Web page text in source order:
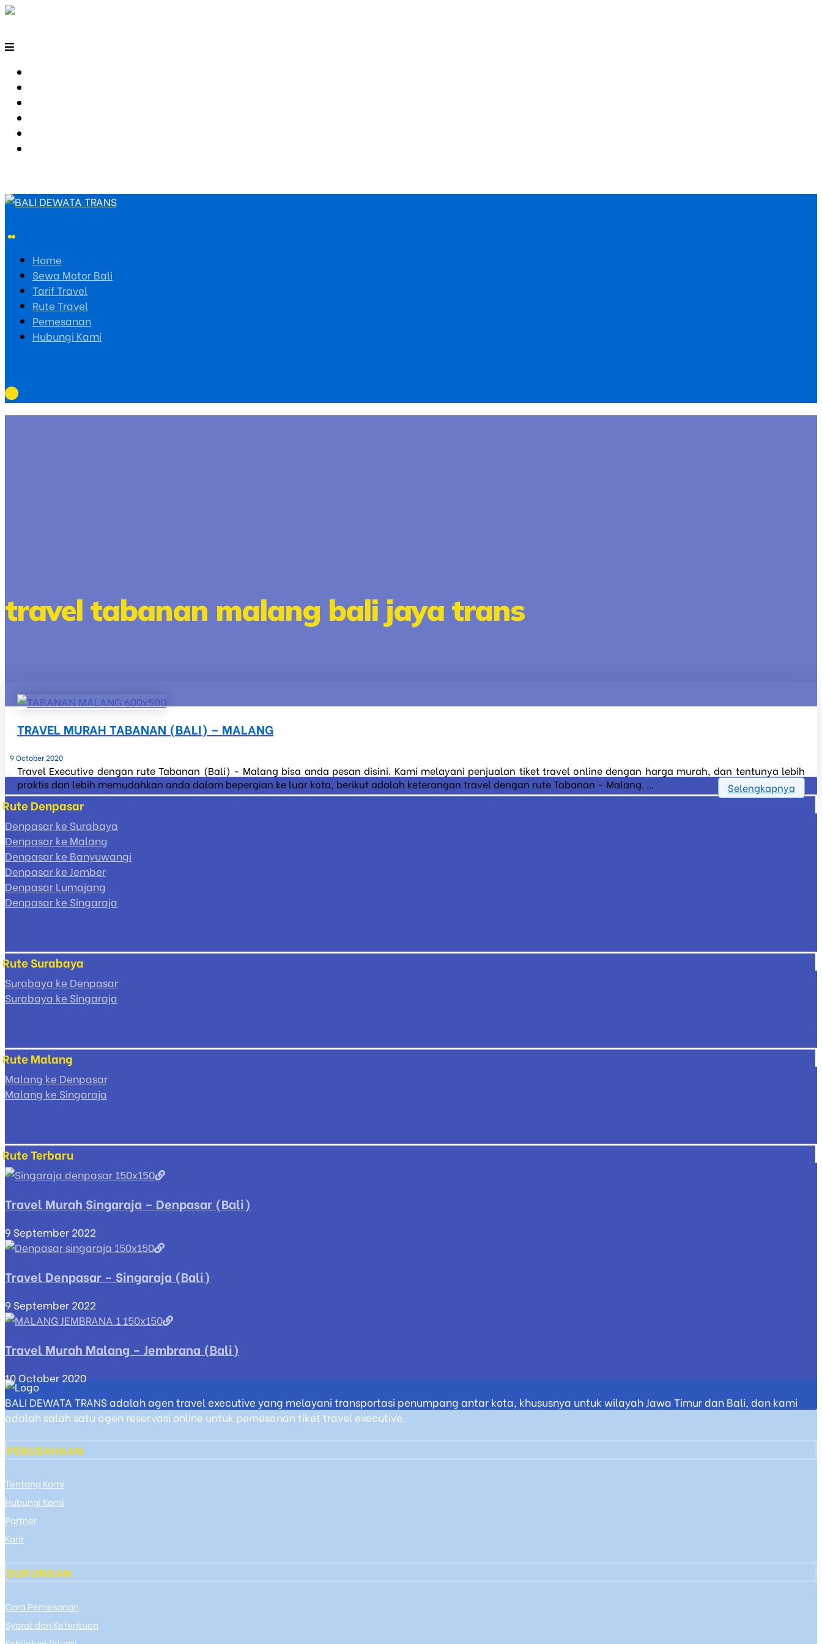
Home
Sewa Motor Bali
Tarif Travel
Rute Travel
Pemesanan
Hubungi Kami
travel tabanan malang bali jaya trans
TRAVEL MURAH TABANAN (BALI) – MALANG
9 October 2020
Travel Executive dengan rute Tabanan (Bali) - Malang bisa anda pesan disini. Kami melayani penjualan tiket travel online dengan harga murah, dan tentunya lebih
praktis dan lebih memudahkan anda dalam bepergian ke luar kota, berikut adalah keterangan travel dengan rute Tabanan - Malang. ...
Selengkapnya
Rute Denpasar
Denpasar ke Surabaya
Denpasar ke Malang
Denpasar ke Banyuwangi
Denpasar ke Jember
Denpasar Lumajang
Denpasar ke Singaraja
Rute Surabaya
Surabaya ke Denpasar
Surabaya ke Singaraja
Rute Malang
Malang ke Denpasar
Malang ke Singaraja
Rute Terbaru
Travel Murah Singaraja – Denpasar (Bali)
9 September 2022
Travel Denpasar – Singaraja (Bali)
9 September 2022
Travel Murah Malang – Jembrana (Bali)
10 October 2020
BALI DEWATA TRANS adalah agen travel executive yang melayani transportasi penumpang antar kota, khususnya untuk wilayah Jawa Timur dan Bali, dan kami
adalah salah satu agen reservasi online untuk pemesanan tiket travel executive.
PERUSAHAAN
Tentang Kami
Hubungi Kami
Partner
Karir
DUKUNGAN
Cara Pemesanan
Syarat dan Ketentuan